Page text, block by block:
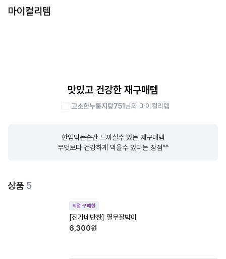
마이컬리템
맛있고 건강한 재구매템
고소한누룽지탕751 님의 마이컬리템
한입먹는순간 느끼실수 있는 재구매템
무엇보다 건강하게 먹을수 있다는 장점^^
상품 5
직접 구매한
[진가네반찬] 열무잘박이
6,300원